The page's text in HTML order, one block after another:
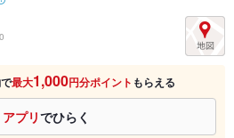
最大1,000円分ポイント もらえる
アプリでひらく